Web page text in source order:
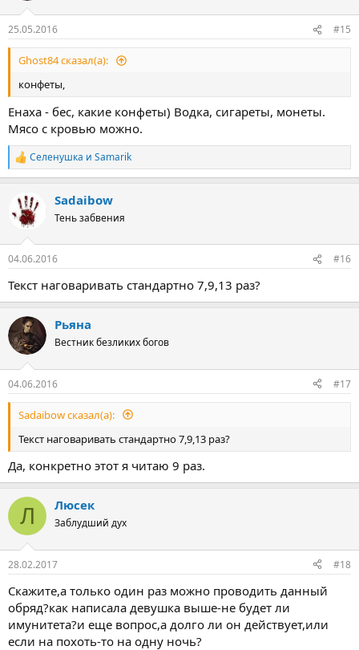
25.05.2016 #15
Ghost84 сказал(а):
конфеты,
Енаха - бес, какие конфеты) Водка, сигареты, монеты.
Мясо с кровью можно.
Р
е
к
ц
и
Селенушка и Samarik
Sadaibow
Тень забвения
04.06.2016 #16
Текст наговаривать стандартно 7,9,13 раз?
Рьяна
Вестник безликих богов
04.06.2016 #17
Sadaibow сказал(а):
Текст наговаривать стандартно 7,9,13 раз?
Да, конкретно этот я читаю 9 раз.
Л Люсек
Заблудший дух
28.02.2017 #18
Скажите,а только один раз можно проводить данный
обряд?как написала девушка выше-не будет ли
имунитета?и еще вопрос,а долго ли он действует,или
если на похоть-то на одну ночь?